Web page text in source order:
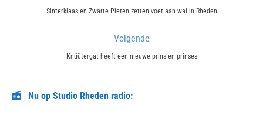
navigatiePrevious
Sinterklaas en Zwarte Pieten zetten voet aan wal in Rheden
Volgende
Next
Knüütergat heeft een nieuwe prins en prinses
Nu op Studio Rheden radio: